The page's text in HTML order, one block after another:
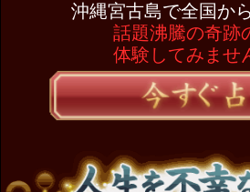
沖縄宮古島で全国か
話題沸騰の奇跡
体験してみませ